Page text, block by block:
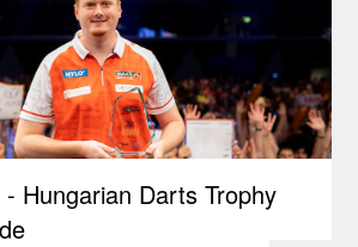
Hungarian Darts Trophy